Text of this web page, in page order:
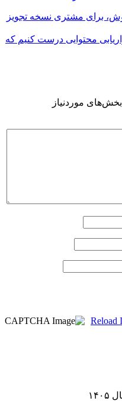
فروش، برای مشتری نسخه تجویز
محتوایی درست کنیم که
بخش‌های موردنیاز